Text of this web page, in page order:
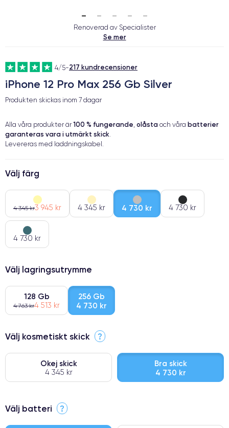
Renoverad av Specialister
Se mer
4/5-217 kundrecensioner
iPhone 12 Pro Max 256 Gb Silver
Produkten skickas inom 7 dagar
Alla våra produkter är 100 % fungerande, olåsta och våra batterier
garanteras vara i utmärkt skick.
Levereras med laddningskabel.
Välj färg
4 345 kr3 945 kr 4 345 kr 4 730 kr 4 730 kr
4 730 kr
Välj lagringsutrymme
128 Gb
4 763 kr4 513 kr
256 Gb
4 730 kr
Välj kosmetiskt skick ?
Okej skick
4 345 kr
Bra skick
4 730 kr
⭐ Premium
Välj batteri ?